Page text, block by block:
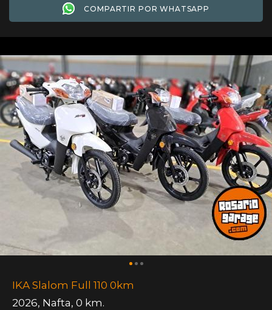
COMPARTIR POR WHATSAPP
IKA Slalom Full 110 0km
2026, Nafta, 0 km.